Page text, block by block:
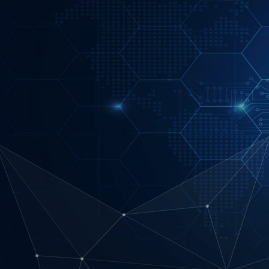
La soluzione che mette in sicurezza gli
accessi, progettato per salvaguardare
gli utenti, i dispositivi e le applicazioni
PER MAGGIORI INFORMAZIONI